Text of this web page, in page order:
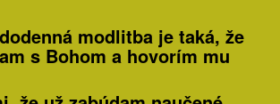
modlitba je taká, že
s Bohom a hovorím mu